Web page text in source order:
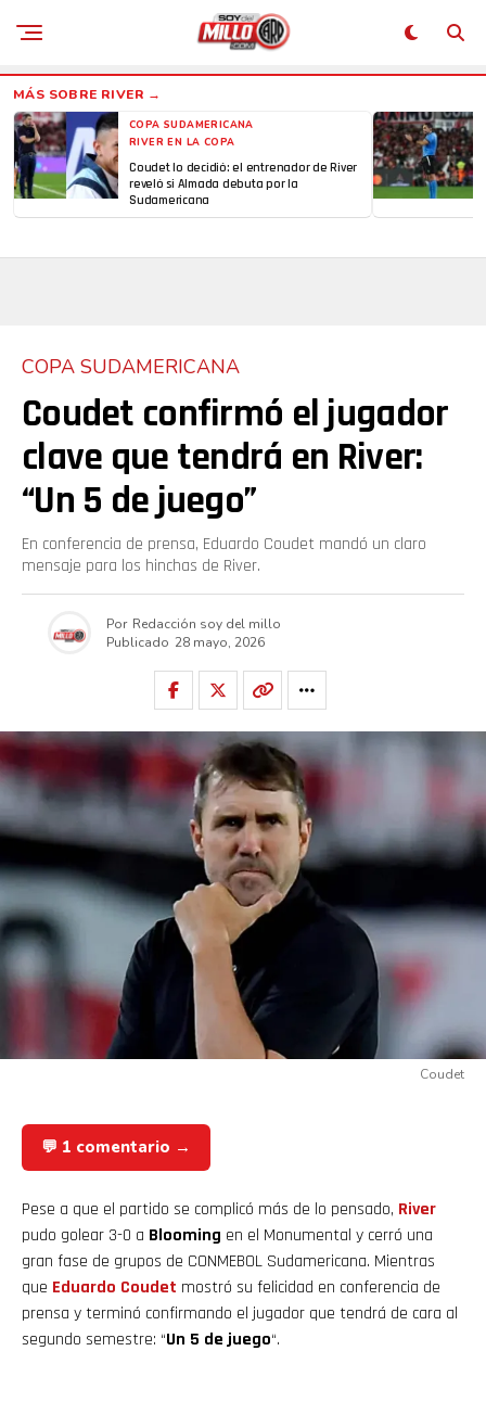
COPA SUDAMERICANA
RIVER EN LA COPA
Coudet lo decidió: el entrenador de River
reveló si Almada debuta por la
Sudamericana
COPA SUDAMERICANA
Coudet confirmó el jugador
clave que tendrá en River:
“Un 5 de juego”
En conferencia de prensa, Eduardo Coudet mandó un claro
mensaje para los hinchas de River.
Por Redacción soy del millo
Publicado 28 mayo, 2026
Coudet
💬 1 comentario →
Pese a que el partido se complicó más de lo pensado, River
pudo golear 3-0 a Blooming en el Monumental y cerró una
gran fase de grupos de CONMEBOL Sudamericana. Mientras
que Eduardo Coudet mostró su felicidad en conferencia de
prensa y terminó confirmando el jugador que tendrá de cara al
segundo semestre: “Un 5 de juego“.